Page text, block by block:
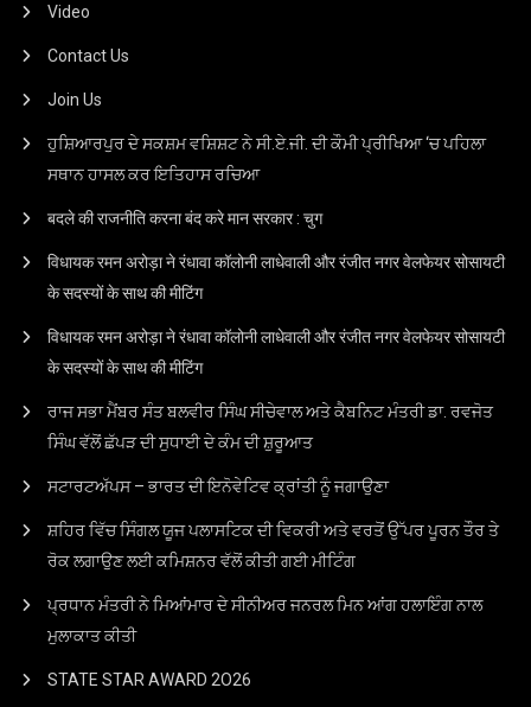
Video
Contact Us
Join Us
ਹੁਸ਼ਿਆਰਪੁਰ ਦੇ ਸਕਸ਼ਮ ਵਸ਼ਿਸ਼ਟ ਨੇ ਸੀ.ਏ.ਜੀ. ਦੀ ਕੌਮੀ ਪ੍ਰੀਖਿਆ ‘ਚ ਪਹਿਲਾ
ਸਥਾਨ ਹਾਸਲ ਕਰ ਇਤਿਹਾਸ ਰਚਿਆ
बदले की राजनीति करना बंद करे मान सरकार : चुग
विधायक रमन अरोड़ा ने रंधावा कॉलोनी लाधेवाली और रंजीत नगर वेलफेयर सोसायटी
के सदस्यों के साथ की मीटिंग
विधायक रमन अरोड़ा ने रंधावा कॉलोनी लाधेवाली और रंजीत नगर वेलफेयर सोसायटी
के सदस्यों के साथ की मीटिंग
ਰਾਜ ਸਭਾ ਮੈਂਬਰ ਸੰਤ ਬਲਵੀਰ ਸਿੰਘ ਸੀਚੇਵਾਲ ਅਤੇ ਕੈਬਨਿਟ ਮੰਤਰੀ ਡਾ. ਰਵਜੋਤ
ਸਿੰਘ ਵੱਲੋਂ ਛੱਪੜ ਦੀ ਸੁਧਾਈ ਦੇ ਕੰਮ ਦੀ ਸ਼ੁਰੂਆਤ
ਸਟਾਰਟਅੱਪਸ – ਭਾਰਤ ਦੀ ਇਨੋਵੇਟਿਵ ਕ੍ਰਾਂਤੀ ਨੂੰ ਜਗਾਉਣਾ
ਸ਼ਹਿਰ ਵਿੱਚ ਸਿੰਗਲ ਯੂਜ ਪਲਾਸਟਿਕ ਦੀ ਵਿਕਰੀ ਅਤੇ ਵਰਤੋਂ ਉੱਪਰ ਪੂਰਨ ਤੌਰ ਤੇ
ਰੋਕ ਲਗਾਉਣ ਲਈ ਕਮਿਸ਼ਨਰ ਵੱਲੋਂ ਕੀਤੀ ਗਈ ਮੀਟਿੰਗ
ਪ੍ਰਧਾਨ ਮੰਤਰੀ ਨੇ ਮਿਆਂਮਾਰ ਦੇ ਸੀਨੀਅਰ ਜਨਰਲ ਮਿਨ ਆਂਗ ਹਲਾਇੰਗ ਨਾਲ
ਮੁਲਾਕਾਤ ਕੀਤੀ
STATE STAR AWARD 2O26